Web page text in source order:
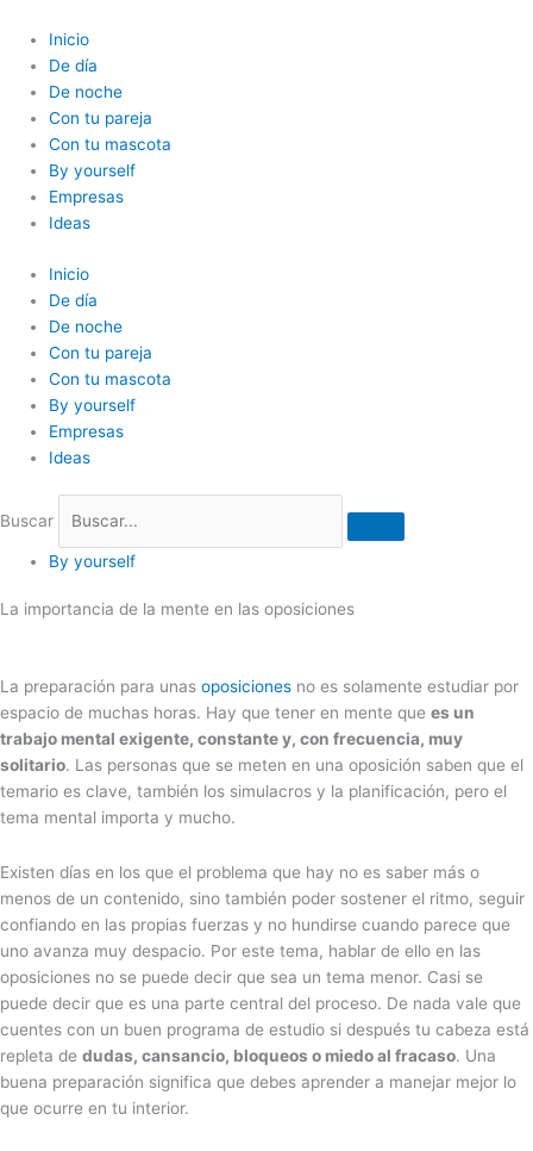
contenido
Inicio
De día
De noche
Con tu pareja
Con tu mascota
By yourself
Empresas
Ideas
Inicio
De día
De noche
Con tu pareja
Con tu mascota
By yourself
Empresas
Ideas
Buscar
By yourself
La importancia de la mente en las oposiciones
La preparación para unas oposiciones no es solamente estudiar por
espacio de muchas horas. Hay que tener en mente que es un
trabajo mental exigente, constante y, con frecuencia, muy
solitario. Las personas que se meten en una oposición saben que el
temario es clave, también los simulacros y la planificación, pero el
tema mental importa y mucho.
Existen días en los que el problema que hay no es saber más o
menos de un contenido, sino también poder sostener el ritmo, seguir
confiando en las propias fuerzas y no hundirse cuando parece que
uno avanza muy despacio. Por este tema, hablar de ello en las
oposiciones no se puede decir que sea un tema menor. Casi se
puede decir que es una parte central del proceso. De nada vale que
cuentes con un buen programa de estudio si después tu cabeza está
repleta de dudas, cansancio, bloqueos o miedo al fracaso. Una
buena preparación significa que debes aprender a manejar mejor lo
que ocurre en tu interior.